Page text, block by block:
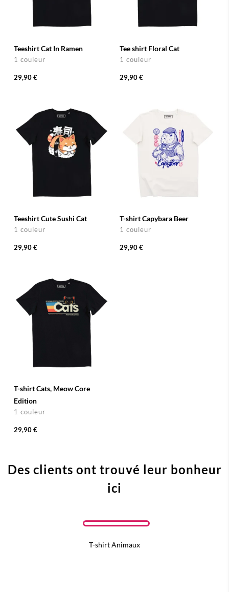
Teeshirt Cat In Ramen
1 couleur
29,90 €
Tee shirt Floral Cat
1 couleur
29,90 €
Teeshirt Cute Sushi Cat
1 couleur
29,90 €
T-shirt Capybara Beer
1 couleur
29,90 €
T-shirt Cats, Meow Core
Edition
1 couleur
29,90 €
Des clients ont trouvé leur bonheur
ici
T-shirt Animaux